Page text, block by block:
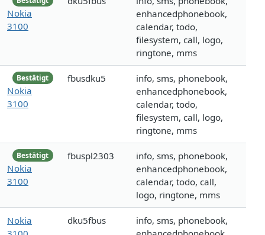
Nokia
3100
enhancedphonebook,
calendar, todo,
filesystem, call, logo,
ringtone, mms
Bestätigt
Nokia
3100
fbusdku5
info, sms, phonebook,
enhancedphonebook,
calendar, todo,
filesystem, call, logo,
ringtone, mms
Bestätigt
Nokia
3100
fbuspl2303
info, sms, phonebook,
enhancedphonebook,
calendar, todo, call,
logo, ringtone, mms
Nokia
dku5fbus
info, sms, phonebook,